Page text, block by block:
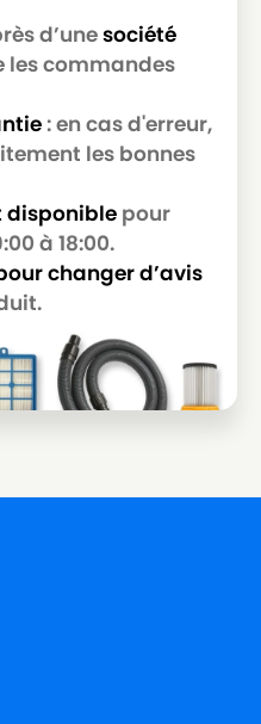
d’unesociété
les commandes
: en cas d'erreur,
les bonnes
disponible pour
à 18:00.
changer d’avis